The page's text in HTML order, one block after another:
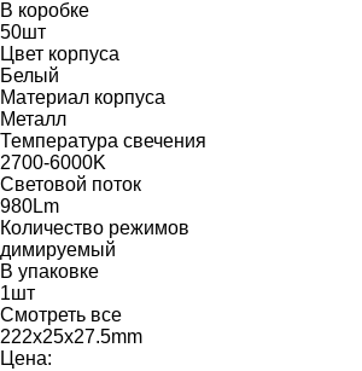
В коробке
50шт
Цвет корпуса
Белый
Материал корпуса
Металл
Температура свечения
2700-6000K
Световой поток
980Lm
Количество режимов
димируемый
В упаковке
1шт
Смотреть все
222x25x27.5mm
Цена: